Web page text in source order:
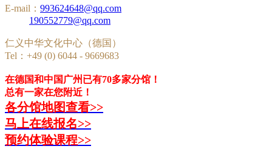
E-mail： 993624648@qq.com
190552779@qq.com
仁义中华文化中心（德国）
Tel：+49 (0) 6044 - 9669683
在德国和中国广州已有70多家分馆！
总有一家在您附近！
各分馆地图查看>>
马上在线报名>>
预约体验课程>>